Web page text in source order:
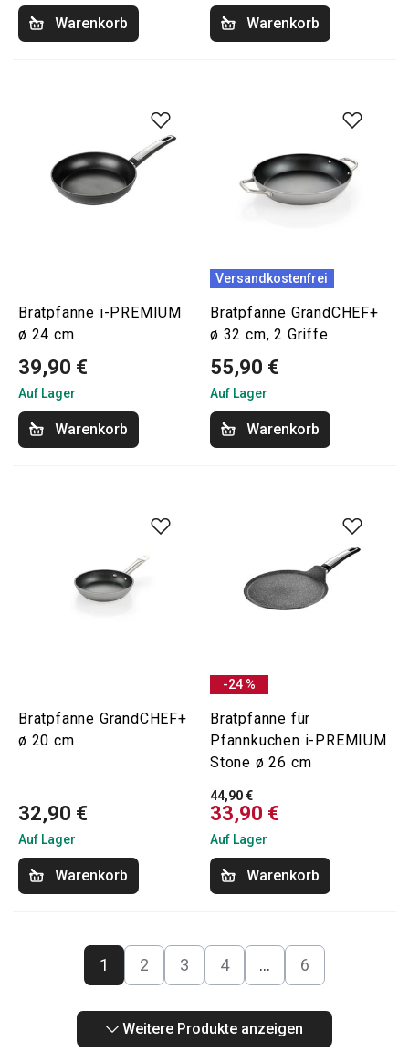
Warenkorb Warenkorb
Bratpfanne i-PREMIUM
ø 24 cm
39,90 €
Auf Lager
Warenkorb
Versandkostenfrei
Bratpfanne GrandCHEF+
ø 32 cm, 2 Griffe
55,90 €
Auf Lager
Warenkorb
Bratpfanne GrandCHEF+
ø 20 cm
32,90 €
Auf Lager
Warenkorb
-24 %
Bratpfanne für
Pfannkuchen i-PREMIUM
Stone ø 26 cm
44,90 €
33,90 €
Auf Lager
Warenkorb
1 2 3 4 … 6
Weitere Produkte anzeigen